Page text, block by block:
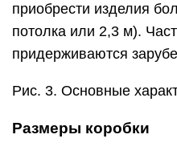
приобрести изделия
потолка или 2,3 м).
придерживаются
Рис. 3. Основные
Размеры коробки